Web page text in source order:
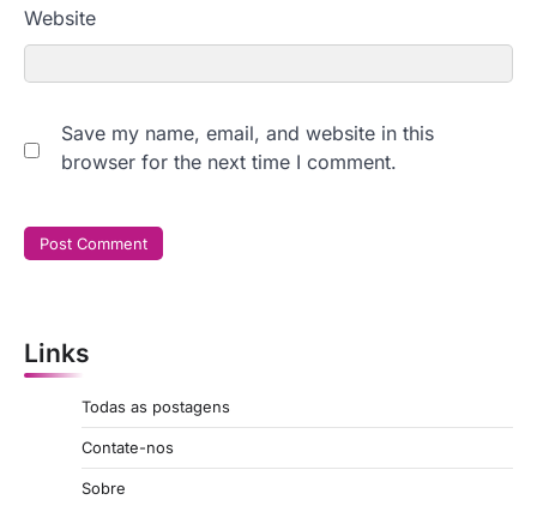
Website
Save my name, email, and website in this
browser for the next time I comment.
Links
Todas as postagens
Contate-nos
Sobre